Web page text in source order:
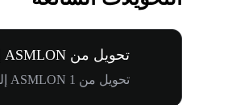
تحويل من ASMLON إلى USD
تحويل من 1 ASMLON إلى $1.72K